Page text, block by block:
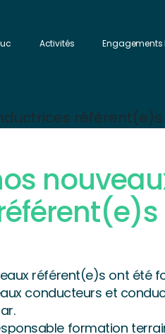
Activités Engagements
référent(e)s ont été
conducteurs et
formation